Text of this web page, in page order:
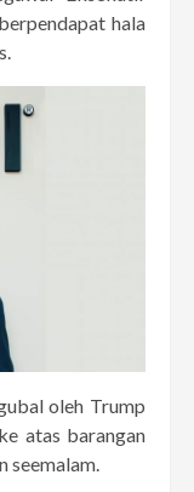
hala
oleh Trump
atas barangan
seemalam.